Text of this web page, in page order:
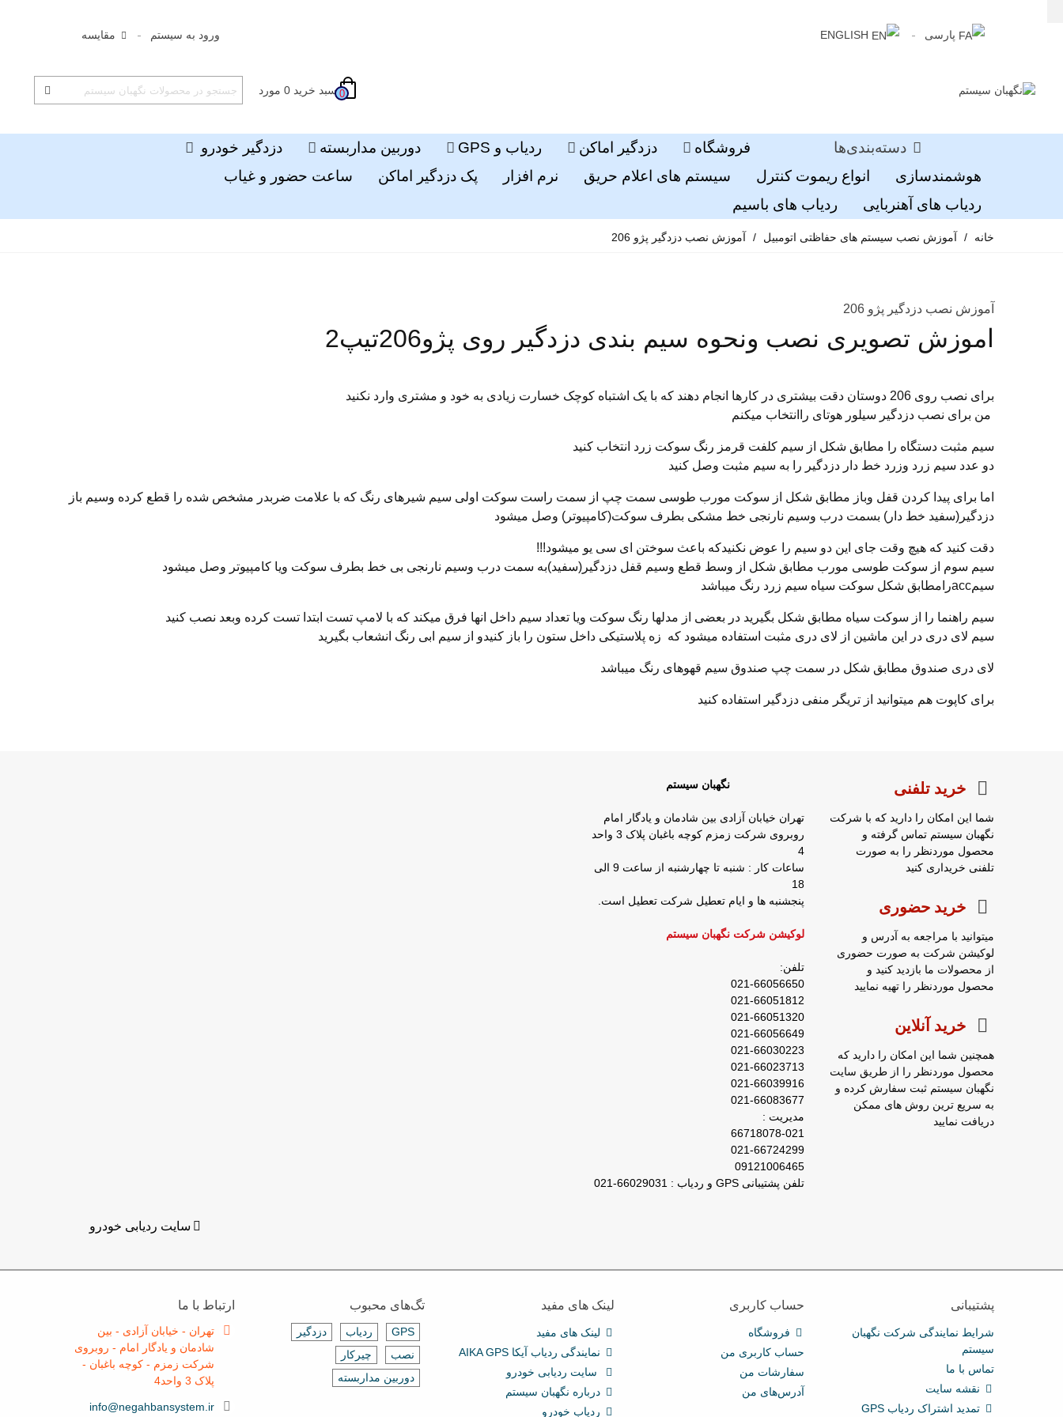
پارسی ENGLISH ورود به سیستم مقایسه
0 سبد خرید 0 مورد
دسته‌بندی‌ها فروشگاه دزدگیر اماکن ردیاب و GPS دوربین مداربسته
دزدگیر خودرو
هوشمندسازی
انواع ریموت کنترل سیستم های اعلام حریق نرم افزار پک دزدگیر اماکن
ساعت حضور و غیاب
ردیاب های آهنربایی
ردیاب های باسیم
خانه / آموزش نصب سیستم های حفاظتی اتومبیل / آموزش نصب دزدگیر پژو 206
آموزش نصب دزدگیر پژو 206
اموزش تصویری نصب ونحوه سیم بندی دزدگیر روی پژو206تیپ2
برای نصب روی 206 دوستان دقت بیشتری در کارها انجام دهند که با یک اشتباه کوچک خسارت زیادی به خود و مشتری وارد نکنید
من برای نصب دزدگیر سیلور هوتای راانتخاب میکنم
سیم مثبت دستگاه را مطابق شکل از سیم کلفت قرمز رنگ سوکت زرد انتخاب کنید
دو عدد سیم زرد وزرد خط دار دزدگیر را به سیم مثبت وصل کنید
اما برای پیدا کردن قفل وباز مطابق شکل از سوکت مورب طوسی سمت چپ از سمت راست سوکت اولی سیم شیرهای رنگ که با علامت ضربدر مشخص شده را قطع کرده وسیم باز
دزدگیر(سفید خط دار) بسمت درب وسیم نارنجی خط مشکی بطرف سوکت(کامپیوتر) وصل میشود
دقت کنید که هیچ وقت جای این دو سیم را عوض نکنیدکه باعث سوختن ای سی یو میشود!!!
سیم سوم از سوکت طوسی مورب مطابق شکل از وسط قطع وسیم قفل دزدگیر(سفید)به سمت درب وسیم نارنجی بی خط بطرف سوکت ویا کامپیوتر وصل میشود
سیمaccرامطابق شکل سوکت سیاه سیم زرد رنگ میباشد
سیم راهنما را از سوکت سیاه مطابق شکل بگیرید در بعضی از مدلها رنگ سوکت ویا تعداد سیم داخل انها فرق میکند که با لامپ تست ابتدا تست کرده وبعد نصب کنید
سیم لای دری در این ماشین از لای دری مثبت استفاده میشود که زه پلاستیکی داخل ستون را باز کنیدو از سیم ابی رنگ انشعاب بگیرید
لای دری صندوق مطابق شکل در سمت چپ صندوق سیم قهوهای رنگ میباشد
برای کاپوت هم میتوانید از تریگر منفی دزدگیر استفاده کنید
خرید تلفنی
شما این امکان را دارید که با شرکت
نگهبان سیستم تماس گرفته و
محصول موردنظر را به صورت
تلفنی خریداری کنید
خرید حضوری
میتوانید با مراجعه به آدرس و
لوکیشن شرکت به صورت حضوری
از محصولات ما بازدید کنید و
محصول موردنظر را تهیه نمایید
خرید آنلاین
همچنین شما این امکان را دارید که
محصول موردنظر را از طریق سایت
نگهبان سیستم ثبت سفارش کرده و
به سریع ترین روش های ممکن
دریافت نمایید
نگهبان سیستم
تهران خیابان آزادی بین شادمان و یادگار امام
روبروی شرکت زمزم کوچه باغبان پلاک 3 واحد
4
ساعات کار : شنبه تا چهارشنبه از ساعت 9 الی
18
پنجشنبه ها و ایام تعطیل شرکت تعطیل است.
لوکیشن شرکت نگهبان سیستم
تلفن:
021-66056650
021-66051812
021-66051320
021-66056649
021-66030223
021-66023713
021-66039916
021-66083677
مدیریت :
66718078-021
021-66724299
09121006465
تلفن پشتیبانی GPS و ردیاب : 66029031-021
سایت ردیابی خودرو
پشتیبانی
شرایط نمایندگی شرکت نگهبان
سیستم
تماس با ما
نقشه سایت
تمدید اشتراک ردیاب GPS
حساب کاربری
فروشگاه
حساب کاربری من
سفارشات من
آدرس‌های من
لینک های مفید
لینک های مفید
نمایندگی ردیاب آیکا AIKA GPS
سایت ردیابی خودرو
درباره نگهبان سیستم
ردیاب خودرو
تگ‌های محبوب
GPS ردیاب
دزدگیر
نصب
چیرکار
دوربین مداربسته
ارتباط با ما
تهران - خیابان آزادی - بین
شادمان و یادگار امام - روبروی
شرکت زمزم - کوچه باغبان -
پلاک 3 واحد4
info@negahbansystem.ir